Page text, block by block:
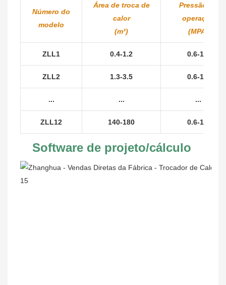
Número do
modelo
Área de troca de
calor
(m³)
Pressão de
operação
(MPA)
ZLL1 0.4-1.2 0.6-1.0
ZLL2 1.3-3.5 0.6-1.0
... ... ...
ZLL12 140-180 0.6-1.0
Software de projeto/cálculo